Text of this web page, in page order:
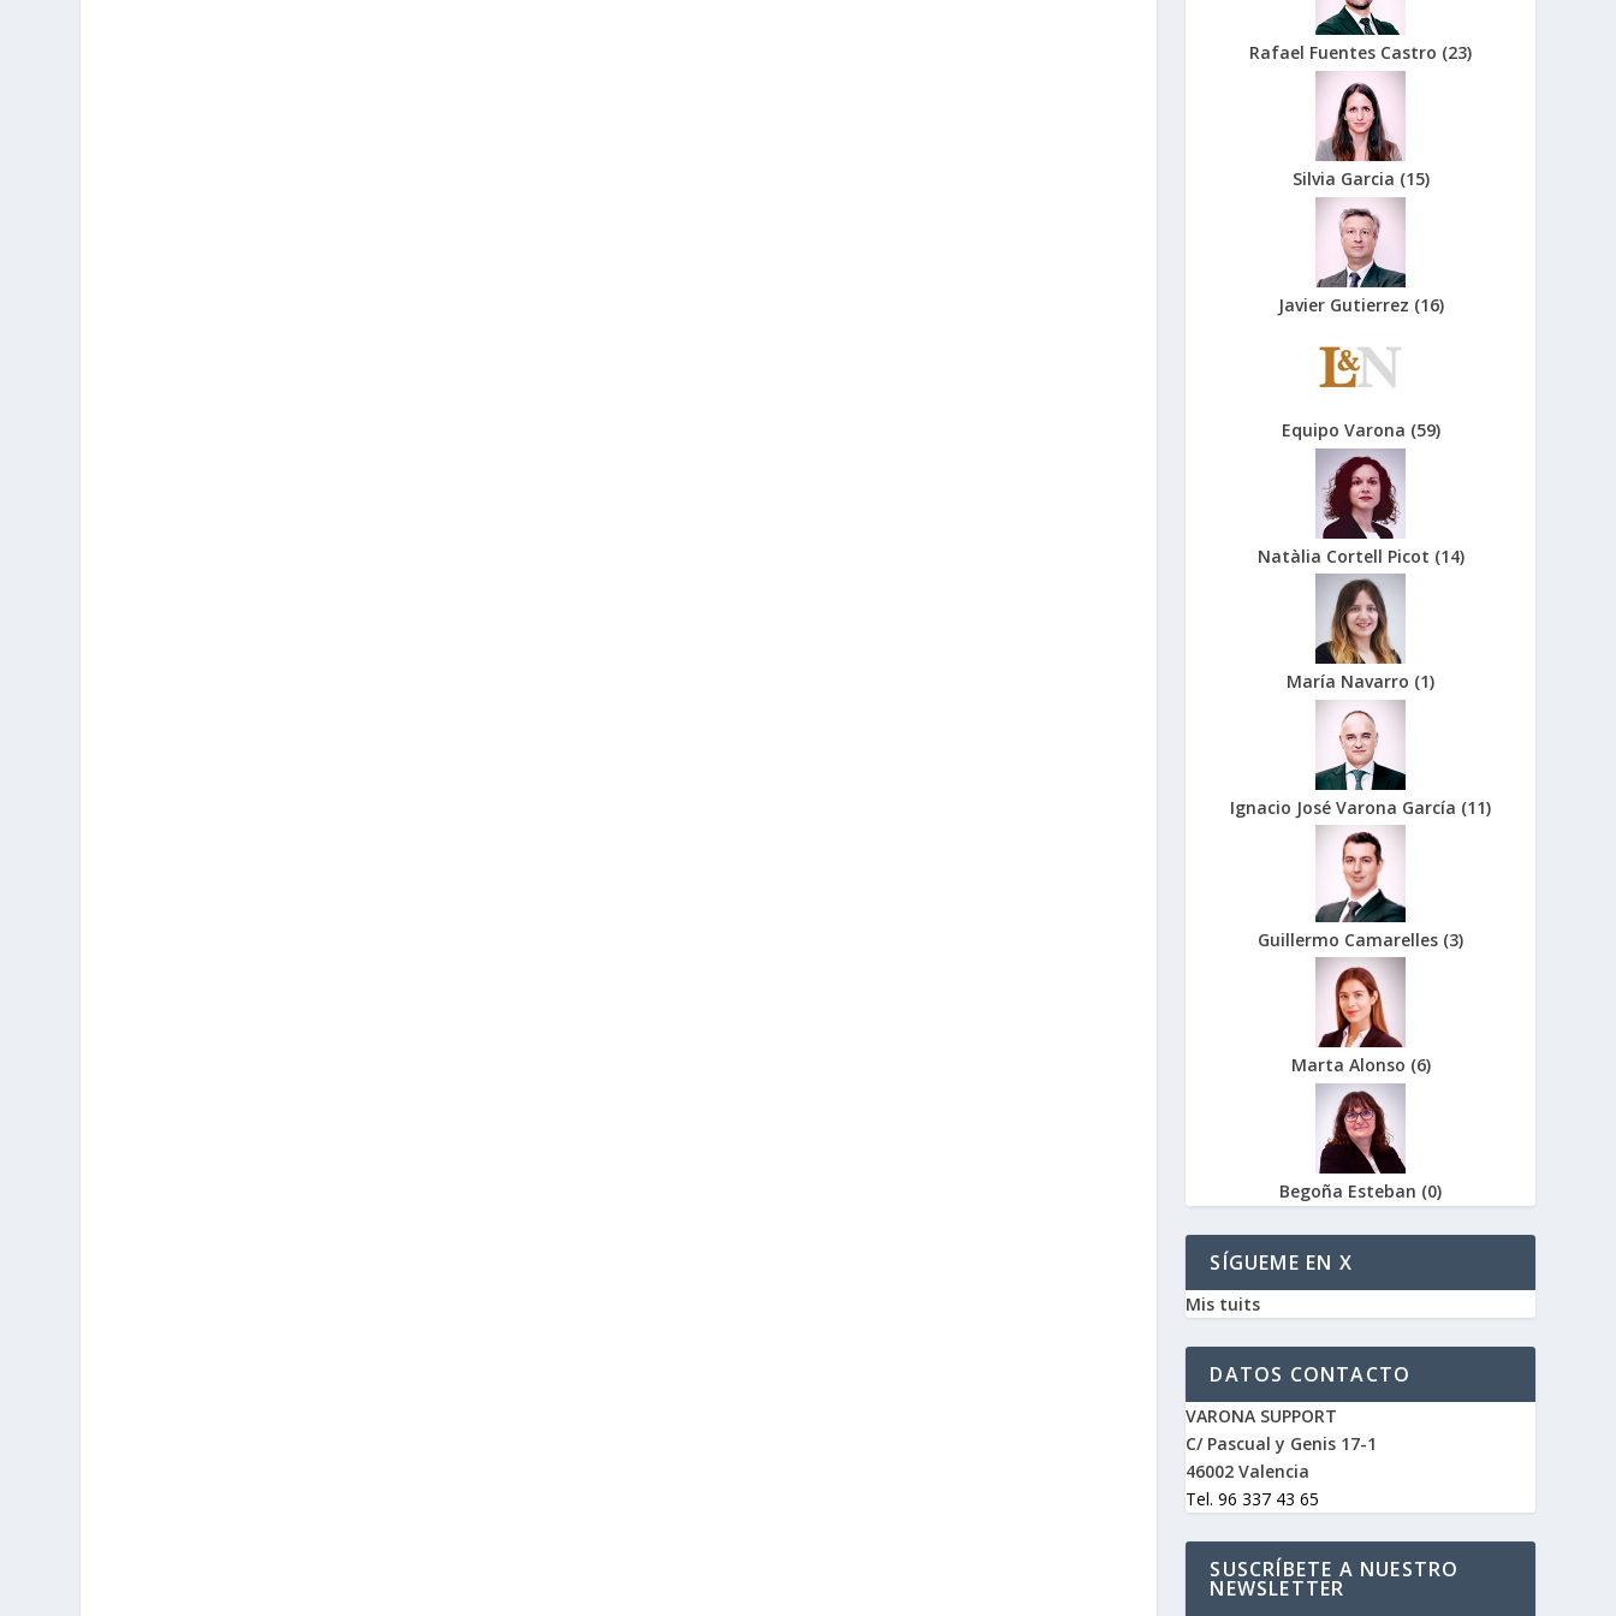
Rafael Fuentes Castro (23)
Silvia Garcia (15)
Javier Gutierrez (16)
Equipo Varona (59)
Natàlia Cortell Picot (14)
María Navarro (1)
Ignacio José Varona García (11)
Guillermo Camarelles (3)
Marta Alonso (6)
Begoña Esteban (0)
SÍGUEME EN X
Mis tuits
DATOS CONTACTO
VARONA SUPPORT
C/ Pascual y Genis 17-1
46002 Valencia
Tel. 96 337 43 65
SUSCRÍBETE A NUESTRO
NEWSLETTER